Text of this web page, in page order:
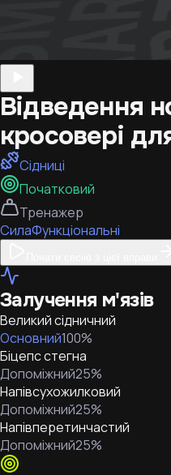
Відведення
кросовері
Сідниці
Початковий
Тренажер
СилаФункціональні
Залучення м'язів
Великий сідничний
Основний100%
Біцепс стегна
Допоміжний25%
Напівсухожилковий
Допоміжний25%
Напівперетинчастий
Допоміжний25%